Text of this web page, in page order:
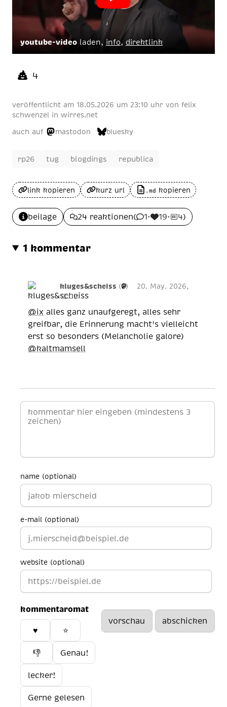
youtube-video laden, info, direktlink
4
veröffentlicht am 18 05 2026 um 23:10 uhr von felix
schwenzel in wirres.net
auch auf mastodon bluesky
rp26 tug blogdings republica
link kopieren kurz url .md kopieren
beilage 24 reaktionen( 1• 19• 4)
1 kommentar
kluges&scheiss ( )
20. May. 2026,
12:03
@ix alles ganz unaufgeregt, alles sehr
greifbar, die Erinnerung macht's vielleicht
erst so besonders (Melancholie galore)
@kaltmamsell
name (optional)
e-mail (optional)
website (optional)
kommentaromat
♥️ ⭐
👎 Genau!
lecker!
Gerne gelesen